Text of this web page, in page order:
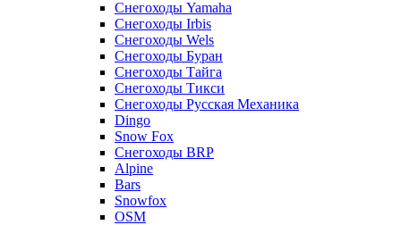
Снегоходы Yamaha
Снегоходы Irbis
Снегоходы Wels
Снегоходы Буран
Снегоходы Тайга
Снегоходы Тикси
Снегоходы Русская Механика
Dingo
Snow Fox
Снегоходы BRP
Alpine
Bars
Snowfox
OSM